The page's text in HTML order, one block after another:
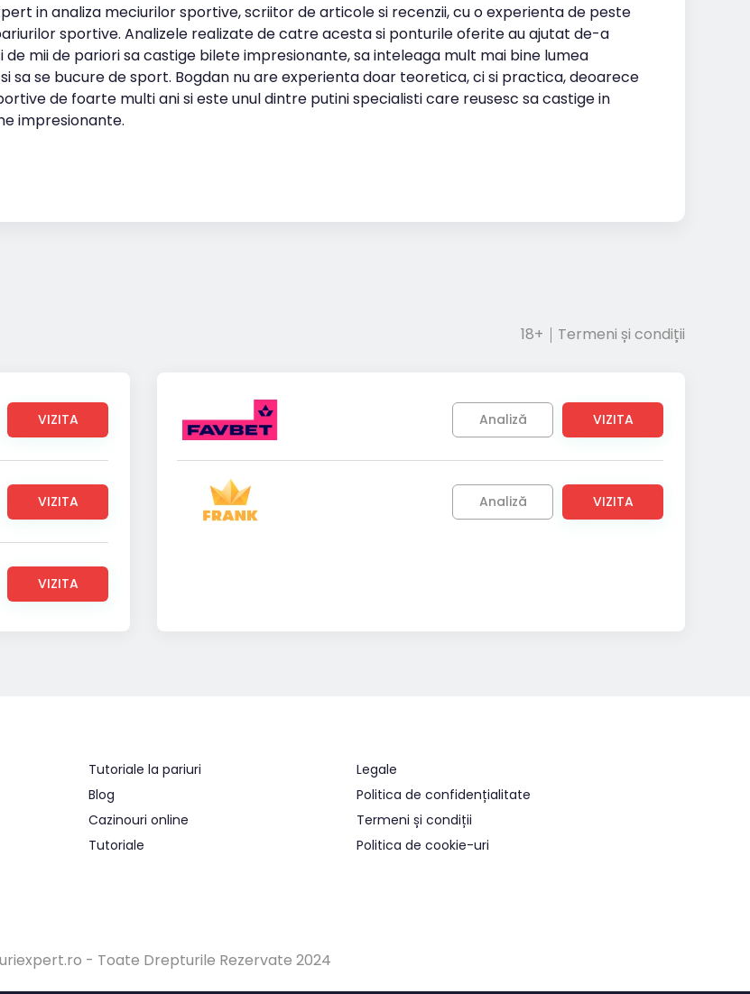
in analiza meciurilor sportive, scriitor de articole si recenzii, cu o experienta de peste
sportive. Analizele realizate de catre acesta si ponturile oferite au ajutat de-a
de mii de pariori sa castige bilete impresionante, sa inteleaga mult mai bine lumea
sa se bucure de sport. Bogdan nu are experienta doar teoretica, ci si practica, deoarece
de foarte multi ani si este unul dintre putini specialisti care reusesc sa castige in
impresionante.
18+ Termeni și condiții
VIZITA
VIZITA
VIZITA
Analiză VIZITA
Analiză VIZITA
Tutoriale la pariuri
Blog
Cazinouri online
Tutoriale
Legale
Politica de confidențialitate
Termeni și condiții
Politica de cookie-uri
- Toate Drepturile Rezervate 2024